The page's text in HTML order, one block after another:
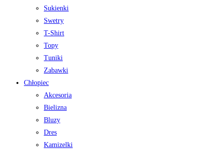
Sukienki
Swetry
T-Shirt
Topy
Tuniki
Zabawki
Chłopiec
Akcesoria
Bielizna
Bluzy
Dres
Kamizelki